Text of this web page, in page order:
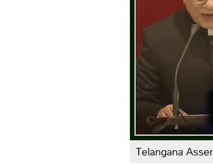
Telangana